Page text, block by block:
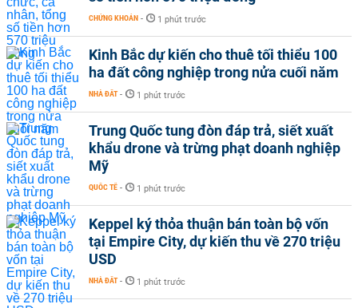
CHỨNG KHOÁN - 1 phút trước
Kinh Bắc dự kiến cho thuê tối thiểu 100
ha đất công nghiệp trong nửa cuối năm
NHÀ ĐẤT - 1 phút trước
Trung Quốc tung đòn đáp trả, siết xuất
khẩu drone và trừng phạt doanh nghiệp
Mỹ
QUỐC TẾ - 1 phút trước
Keppel ký thỏa thuận bán toàn bộ vốn
tại Empire City, dự kiến thu về 270 triệu
USD
NHÀ ĐẤT - 1 phút trước